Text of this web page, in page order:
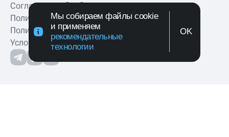
Мы собираем файлы cookie
и применяем
рекомендательные
технологии
OK
Согласие на обработку персональных данных
Политика обработки персональных данных
Политика в отношении файлов куки
Условия оказания услуг связи